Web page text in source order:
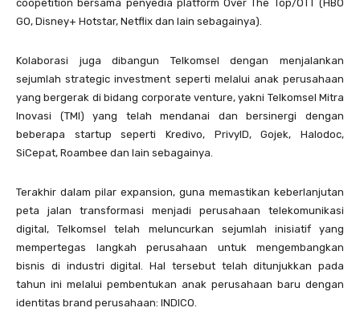
coopetition bersama penyedia platform Over The Top/OTT (HBO
GO, Disney+ Hotstar, Netflix dan lain sebagainya).
Kolaborasi juga dibangun Telkomsel dengan menjalankan
sejumlah strategic investment seperti melalui anak perusahaan
yang bergerak di bidang corporate venture, yakni Telkomsel Mitra
Inovasi (TMI) yang telah mendanai dan bersinergi dengan
beberapa startup seperti Kredivo, PrivyID, Gojek, Halodoc,
SiCepat, Roambee dan lain sebagainya.
Terakhir dalam pilar expansion, guna memastikan keberlanjutan
peta jalan transformasi menjadi perusahaan telekomunikasi
digital, Telkomsel telah meluncurkan sejumlah inisiatif yang
mempertegas langkah perusahaan untuk mengembangkan
bisnis di industri digital. Hal tersebut telah ditunjukkan pada
tahun ini melalui pembentukan anak perusahaan baru dengan
identitas brand perusahaan: INDICO.